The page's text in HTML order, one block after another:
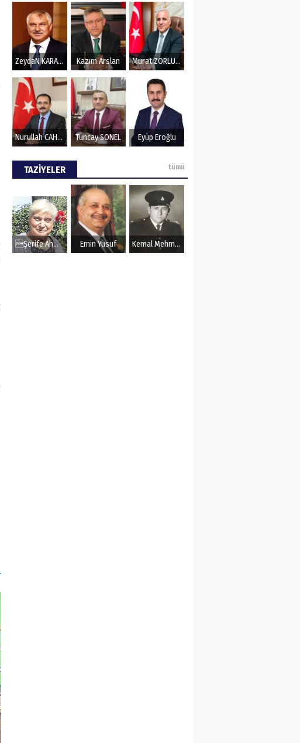
ZeydaN KARALAR Kazım Arslan Murat ZORLUOĞLU
Nurullah CAHAN Tuncay SONEL Eyüp Eroğlu
TAZİYELER tümü
Şerife Ahmet Emin Yusuf Kemal Mehmet Kanmaz